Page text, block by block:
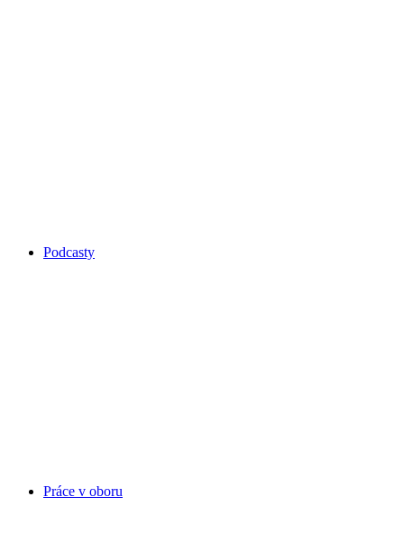
Podcasty
Práce v oboru